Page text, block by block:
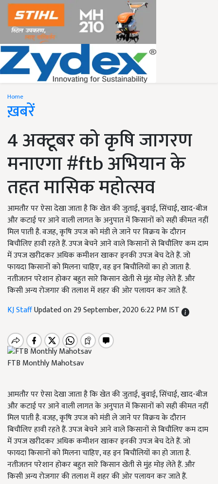
Home
ख़बरें
4 अक्टूबर को कृषि जागरण
मनाएगा #ftb अभियान के
तहत मासिक महोत्सव
आमतौर पर ऐसा देखा जाता है कि खेत की जुताई, बुवाई, सिंचाई, खाद-बीज
और कटाई पर आने वाली लागत के अनुपात में किसानों को सही कीमत नहीं
मिल पाती है. वजह, कृषि उपज को मंडी ले जाने पर विक्रय के दौरान
बिचौलिए हावी रहते हैं. उपज बेचने आने वाले किसानों से बिचौलिए कम दाम
में उपज खरीदकर अधिक कमीशन खाकर इनकी उपज बेच देते हैं. जो
फायदा किसानों को मिलना चाहिए, वह इन बिचौलियों का हो जाता है.
नतीजतन परेशान होकर बहुत सारे किसान खेती से मुंह मोड़ लेते हैं. और
किसी अन्य रोजगार की तलाश में शहर की ओर पलायन कर जाते हैं.
KJ StaffUpdated on 29 September, 2020 6:22 PM IST
FTB Monthly Mahotsav
आमतौर पर ऐसा देखा जाता है कि खेत की जुताई, बुवाई, सिंचाई, खाद-बीज
और कटाई पर आने वाली लागत के अनुपात में किसानों को सही कीमत नहीं
मिल पाती है. वजह, कृषि उपज को मंडी ले जाने पर विक्रय के दौरान
बिचौलिए हावी रहते हैं. उपज बेचने आने वाले किसानों से बिचौलिए कम दाम
में उपज खरीदकर अधिक कमीशन खाकर इनकी उपज बेच देते हैं. जो
फायदा किसानों को मिलना चाहिए, वह इन बिचौलियों का हो जाता है.
नतीजतन परेशान होकर बहुत सारे किसान खेती से मुंह मोड़ लेते हैं. और
किसी अन्य रोजगार की तलाश में शहर की ओर पलायन कर जाते हैं.